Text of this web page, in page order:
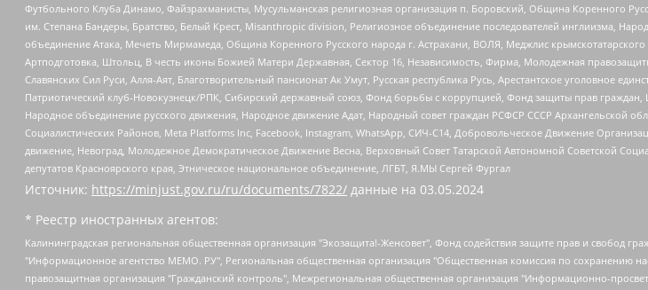
Футбольного Клуба Динамо, Файзрахманисты, Мусульманская религиозная организация п. Боровский, Община Коренного
им. Степана Бандеры, Братство, Белый Крест, Misanthropic division, Религиозное объединение последователей инглиизма,
объединение Атака, Мечеть Мирмамеда, Община Коренного Русского народа г. Астрахани, ВОЛЯ, Меджлис
Артподготовка, Штольц, В честь иконы Божией Матери Державная, Сектор 16, Независимость, Фирма, Молодежная
Славянских Сил Руси, Алля-Аят, Благотворительный пансионат Ак Умут, Русская республика Русь, Арестантское уголовное
Патриотический клуб-Новокузнецк/РПК, Сибирский державный союз, Фонд борьбы с коррупцией, Фонд защиты прав граждан,
Народное объединение русского движения, Народное движение Адат, Народный совет граждан РСФСР СССР Архангельской
Социалистических Районов, Meta Platforms Inc, Facebook, Instagram, WhatsApp, СИЧ-С14, Добровольческое Движение
движение, Невоград, Молодежное Демократическое Движение Весна, Верховный Совет Татарской Автономной Советской
депутатов Красноярского края, Этническое национальное объединение, ЛГБТ, Я.МЫ Сергей Фургал
Источник: https://minjust.gov.ru/ru/documents/7822/ данные на 03.05.2024
* Реестр иностранных агентов:
Калининградская региональная общественная организация "Экозащита!-Женсовет", Фонд содействия защите прав и свобод граждан "Общественный вердикт", Фонд "Институт Развития Свободы Информации", Частное учреждение "Информационное агентство МЕМО. РУ", Региональная общественная организация "Общественная комиссия по сохранению наследия академика Сахарова", Фонд поддержки свободы прессы, Санкт-Петербургская общественная правозащитная организация "Гражданский контроль", Межрегиональная общественная организация "Информационно-просветительский центр "Мемориал", Региональный Фонд "Центр Защиты Прав Средств Массовой Информации", с 05.12.2023 Фонд "Центр Защиты Прав Средств массовой информации", Региональная общественная благотворительная организация помощи беженцам и мигрантам "Гражданское содействие", Негосударственное образовательное учреждение дополнительного профессионального образования (повышение квалификации) специалистов "АКАДЕМИЯ ПО ПРАВАМ ЧЕЛОВЕКА", Свердловская региональная общественная организация "Сутяжник", Автономная некоммерческая организация "Центр независимых социологических исследований", Союз общественных объединений "Российский исследовательский центр по правам человека", Региональное общественное учреждение научно-информационный центр "МЕМОРИАЛ", Некоммерческая организация "Фонд защиты гласности", Автономная некоммерческая организация "Институт прав человека", Городская общественная организация "Екатеринбургское общество "МЕМОРИАЛ", Городская общественная организация "Рязанское историко-просветительское и правозащитное общество "Мемориал" (Рязанский Мемориал), Челябинский региональный орган общественной самодеятельности – женское общественное объединение "Женщины Евразии", Челябинский региональный орган общественной самодеятельности "Уральская правозащитная группа", Фонд содействия защите здоровья и социальной справедливости имени Андрея Рылькова, Автономная Некоммерческая Организация "Аналитический Центр Юрия Левады", Автономная некоммерческая организация социальной поддержки населения "Проект Апрель", Региональная общественная организация помощи женщинам и детям, находящимся в кризисной ситуации "Информационно-методический центр "Анна", Фонд содействия развитию массовых коммуникаций и правовому просвещению "Так-так-Так", Фонд содействия устойчивому развитию "Серебряная тайга", Свердловский региональный общественный фонд социальных проектов "Новое время", "Idel.Реалии", Кавказ.Реалии, Крым.Реалии, Телеканал Настоящее Время, Татаро-башкирская служба Радио Свобода (Azatliq Radiosi), Радио Свободная Европа/Радио Свобода (PCE/PC), "Сибирь.Реалии", "Фактограф", Благотворительный фонд помощи осужденным и их семьям, Автономная некоммерческая организация "Институт глобализации и социальных движений", Фонд "В защиту прав заключенных", Частное учреждение "Центр поддержки и содействия развитию средств массовой информации", Пензенский региональный общественный благотворительный фонд "Гражданский союз", "Север.Реалии", Некоммерческая организация Фонд "Правовая инициатива", Общество с ограниченной ответственностью "Радио Свободная Европа/Радио Свобода", Чешское информационное агентство "MEDIUM-ORIENT", Красноярская региональная общественная организация "Мы против СПИДа", Камалягин Денис Николаевич, Маркелов Сергей Евгеньевич, Пономарев Лев Александрович, Савицкая Людмила Алексеевна, Автономная некоммерческая организация "Центр по работе с проблемой насилия "НАСИЛИЮ.НЕТ", Межрегиональный профессиональный союз работников здравоохранения "Альянс врачей", Юридическое лицо, зарегистрированное в Латвийской Республике, SIA "Medusa Project" (регистрационный номер 40103797863, дата регистрации 10.06.2014), Некоммерческая организация "Фонд по борьбе с коррупцией", Автономная некоммерческая организация "Институт права и публичной политики", Баданин Роман Сергеевич, Гликин Максим Александрович, Железнова Мария Михайловна, Лукьянова Юлия Сергеевна, Маетная Елизавета Витальевна, Маняхин Петр Борисович, Чуракова Ольга Владимировна, Ярош Юлия Петровна, Юридическое лицо "The Insider SIA", зарегистрированное в Риге, Латвийская Республика (дата регистрации 26.06.2015), являющееся администратором доменного имени интернет-издания "The Insider SIA", https://theins.ru, Постернак Алексей Евгеньевич, Рубин Михаил Аркадьевич, Анин Роман Александрович, Юридическое лицо Istories fonds, зарегистрированное в Латвийской Республике (регистрационный номер 50008295751, дата регистрации 24.02.2020), Великовский Дмитрий Александрович, Долинина Ирина Николаевна, Мароховская Алеся Алексеевна, Шлейнов Роман Юрьевич, Шмагун Олеся Валентиновна, Общество с ограниченной ответственностью "Альтаир 2021", Общество с ограниченной ответственностью "Вега 2021", Общество с ограниченной ответственностью "Главный редактор 2021", Общество с ограниченной ответственностью "Ромашки монолит", Важенков Артем Валерьевич, Ивановская областная общественная организация "Центр гендерных исследований", Гурман Юрий Альбертович, Медиапроект "ОВД-Инфо", Егоров Владимир Владимирович, Жилинский Владимир Александрович, Общество с ограниченной ответственностью "ЗП", Иванова София Юрьевна, Карезина Инна Павловна, Кильтау Екатерина Викторовна, Петров Алексей Викторович, Пискунов Сергей Евгеньевич, Смирнов Сергей Сергеевич, Тихонов Михаил Сергеевич, Общество с ограниченной ответственностью "ЖУРНАЛИСТ-ИНОСТРАННЫЙ АГЕНТ", Арапова Галина Юрьевна, Вольтская Татьяна Анатольевна, Американская компания "Mason G.E.S. Anonymous Foundation"